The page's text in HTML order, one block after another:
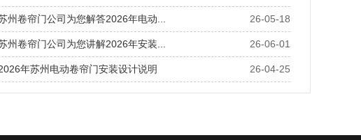
26-05-18
州卷帘门公司为您解答2026年电动...
26-06-01
州卷帘门公司为您讲解2026年安装...
26-04-25
年苏州电动卷帘门安装设计说明